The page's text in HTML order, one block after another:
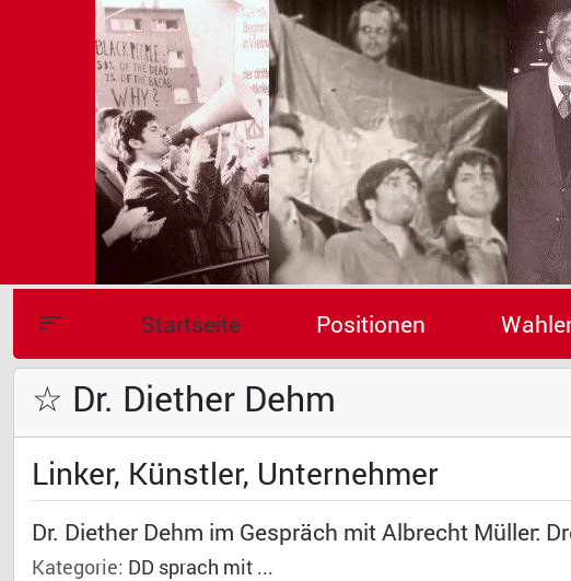
Startseite Positionen
☆ Dr. Diether Dehm
Linker, Künstler, Unternehmer
Dr. Diether Dehm im Gespräch mit Albrecht Müller:
Kategorie: DD sprach mit ...